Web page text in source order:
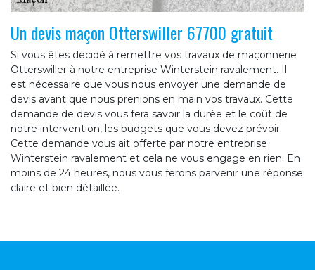
Un devis maçon Otterswiller 67700 gratuit
Si vous êtes décidé à remettre vos travaux de maçonnerie
Otterswiller à notre entreprise Winterstein ravalement. Il
est nécessaire que vous nous envoyer une demande de
devis avant que nous prenions en main vos travaux. Cette
demande de devis vous fera savoir la durée et le coût de
notre intervention, les budgets que vous devez prévoir.
Cette demande vous ait offerte par notre entreprise
Winterstein ravalement et cela ne vous engage en rien. En
moins de 24 heures, nous vous ferons parvenir une réponse
claire et bien détaillée.